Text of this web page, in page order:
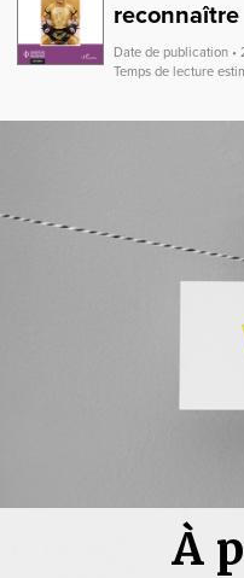
reconnaître
Date de publication •
Temps de lecture
À